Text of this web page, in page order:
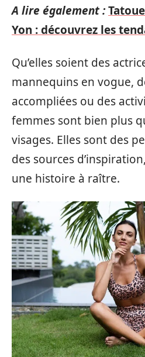
A lire également :
Yon : découvrez les
Qu’elles soient des
mannequins en vogue,
accompliées ou des
femmes sont bien plus
visages. Elles sont des
des sources
une histoire à raître.